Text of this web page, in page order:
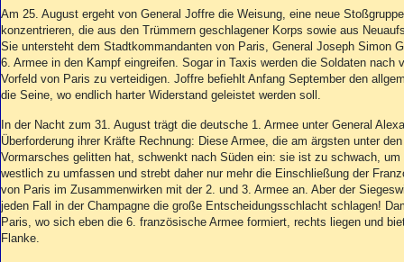
Am 25. August ergeht von General Joffre die Weisung, eine neue
konzentrieren, die aus den Trümmern geschlagener Korps sowie aus
Sie untersteht dem Stadtkommandanten von Paris, General Joseph Simon
6. Armee in den Kampf eingreifen. Sogar in Taxis werden die Soldaten nach
Vorfeld von Paris zu verteidigen. Joffre befiehlt Anfang September den
die Seine, wo endlich harter Widerstand geleistet werden soll.
In der Nacht zum 31. August trägt die deutsche 1. Armee unter General
Überforderung ihrer Kräfte Rechnung: Diese Armee, die am ärgsten unter
Vormarsches gelitten hat, schwenkt nach Süden ein: sie ist zu schwach,
westlich zu umfassen und strebt daher nur mehr die Einschließung der
von Paris im Zusammenwirken mit der 2. und 3. Armee an. Aber der
jeden Fall in der Champagne die große Entscheidungsschlacht schlagen!
Paris, wo sich eben die 6. französische Armee formiert, rechts liegen und
Flanke.